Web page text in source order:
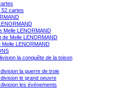
52 cartes
Melle LENORMAND
de Melle LENORMAND
Melle LENORMAND
la conquête de la toison
la guerre de troie
le grand oeuvre
les événements